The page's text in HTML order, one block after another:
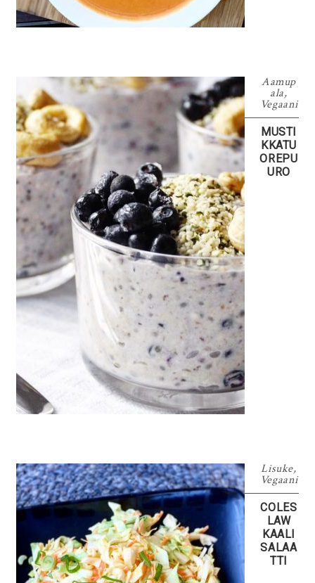
Aamup
ala,
Vegaani
MUSTI
KKATU
OREPU
URO
Lisuke,
Vegaani
COLES
LAW
KAALI
SALAA
TTI